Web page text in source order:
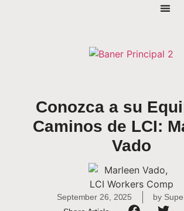
Conozca a su
Caminos de LCI:
Vado
September 26, 2025 by